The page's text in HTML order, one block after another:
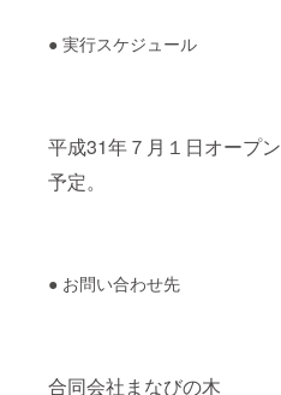
● 実行スケジュール
平成31年７月１日オープン
予定。
● お問い合わせ先
合同会社まなびの木